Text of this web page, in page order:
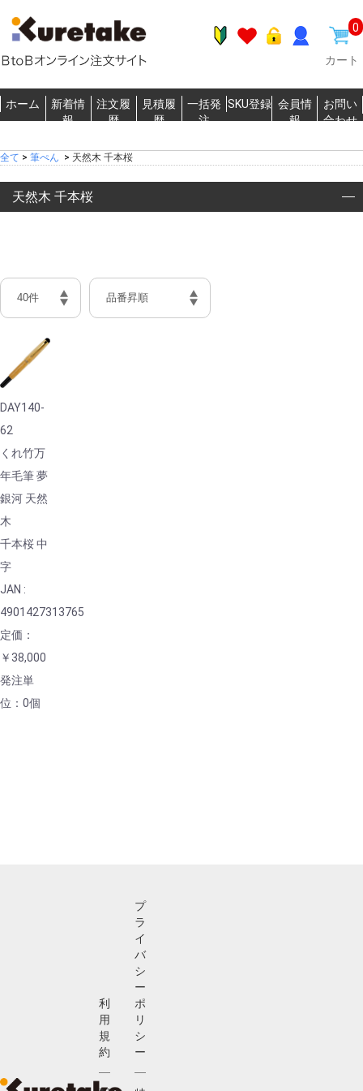
0
カート
ホーム
新着情
報
注文履
歴
見積履
歴
一括発
注
SKU登録 会員情
報
お問い
合わせ
全て > 筆ぺん > 天然木 千本桜
天然木 千本桜
DAY140-
62
くれ竹万
年毛筆 夢
銀河 天然
木
千本桜 中
字
JAN :
4901427313765
定価：
￥38,000
発注単
位：0個
利
用
規
約
プ
ラ
イ
バ
シ
ー
ポ
リ
シ
ー